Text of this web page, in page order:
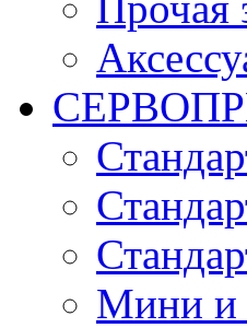
Мини и